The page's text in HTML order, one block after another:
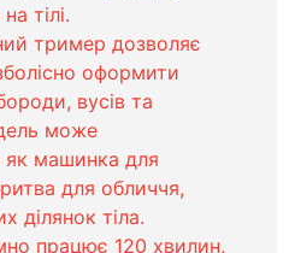
тілі.
тример дозволяє
оформити
вусів та
може
як машинка для
для обличчя,
ділянок тіла.
працює 120 хвилин,